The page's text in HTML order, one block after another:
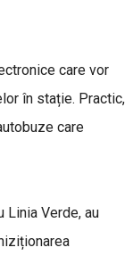
care vor
în stație. Practic,
care
Linia Verde, au